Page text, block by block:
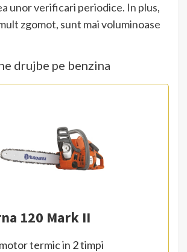
unor verificari periodice. In plus,
zgomot, sunt mai voluminoase
drujbe pe benzina
120 Mark II
termic in 2 timpi